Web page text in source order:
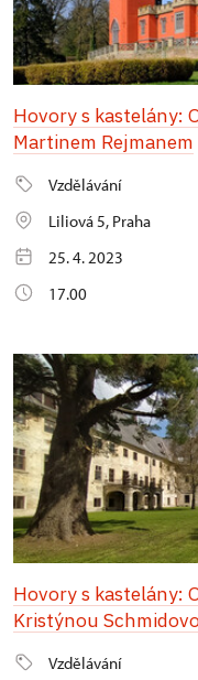
Hovory s kastelány:
Martinem Rejmanem
Vzdělávání
Liliová 5, Praha
25. 4. 2023
17.00
Hovory s kastelány:
Kristýnou
Vzdělávání